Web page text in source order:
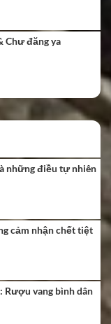
Chư đăng ya
những điều tự nhiên
cảm nhận chết tiệt
Rượu vang bình dân